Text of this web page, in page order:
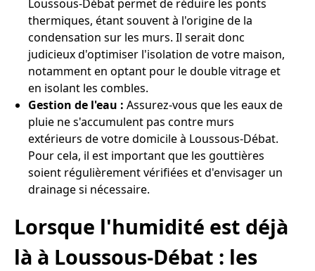
Loussous-Débat permet de réduire les ponts
thermiques, étant souvent à l'origine de la
condensation sur les murs. Il serait donc
judicieux d'optimiser l'isolation de votre maison,
notamment en optant pour le double vitrage et
en isolant les combles.
Gestion de l'eau : Assurez-vous que les eaux de
pluie ne s'accumulent pas contre murs
extérieurs de votre domicile à Loussous-Débat.
Pour cela, il est important que les gouttières
soient régulièrement vérifiées et d'envisager un
drainage si nécessaire.
Lorsque l'humidité est déjà
là à Loussous-Débat : les